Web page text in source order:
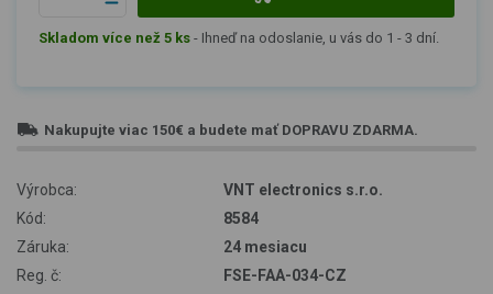
Skladom více než 5 ks - Ihneď na odoslanie, u vás do 1 - 3 dní.
Nakupujte viac 150€ a budete mať DOPRAVU ZDARMA.
Výrobca:
VNT electronics s.r.o.
Kód:
8584
Záruka:
24 mesiacu
Reg. č:
FSE-FAA-034-CZ